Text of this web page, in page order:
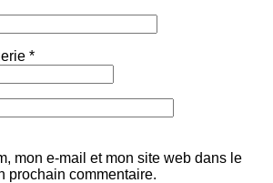
*
mon e-mail et mon site web dans le
prochain commentaire.